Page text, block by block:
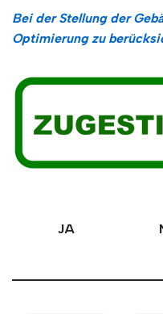
Bei der Stellung der
Optimierung zu
JA